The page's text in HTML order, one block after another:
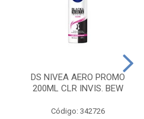
DS NIVEA AERO PROMO
200ML CLR INVIS. BEW
Código: 342726